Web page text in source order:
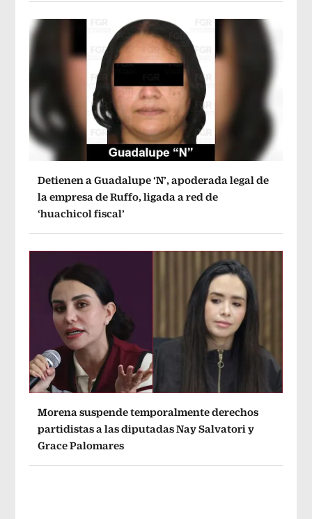
Detienen a Guadalupe ‘N’, apoderada legal de
la empresa de Ruffo, ligada a red de
‘huachicol fiscal’
Morena suspende temporalmente derechos
partidistas a las diputadas Nay Salvatori y
Grace Palomares